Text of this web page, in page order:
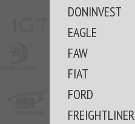
DONINVEST
EAGLE
FAW
FIAT
FORD
FREIGHTLINER